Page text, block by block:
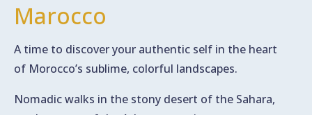
Marocco
A time to discover your authentic self in the heart
of Morocco’s sublime, colorful landscapes.
Nomadic walks in the stony desert of the Sahara,